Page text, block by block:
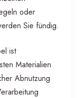
oder
Sie fündig.
ist
Materialien
Abnutzung